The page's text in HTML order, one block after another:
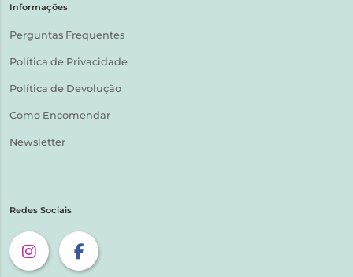
Informações
Perguntas Frequentes
Política de Privacidade
Política de Devolução
Como Encomendar
Newsletter
Redes Sociais